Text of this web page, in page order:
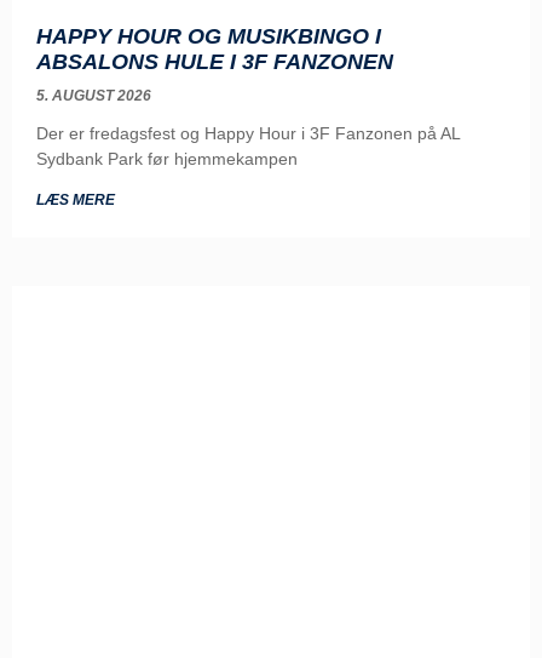
HAPPY HOUR OG MUSIKBINGO I
ABSALONS HULE I 3F FANZONEN
5. AUGUST 2026
Der er fredagsfest og Happy Hour i 3F Fanzonen på AL
Sydbank Park før hjemmekampen
LÆS MERE